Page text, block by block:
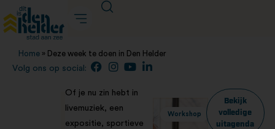
Home » Deze week te doen in Den Helder
Volg ons op social:
Of je nu zin hebt in
livemuziek, een
expositie, sportieve
Workshop
Bekijk
volledige
uitagenda